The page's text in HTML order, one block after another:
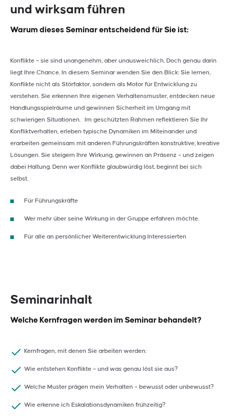
und wirksam führen
Warum dieses Seminar entscheidend für Sie ist:
Konflikte – sie sind unangenehm, aber unausweichlich. Doch genau darin
liegt Ihre Chance. In diesem Seminar wenden Sie den Blick: Sie lernen,
Konflikte nicht als Störfaktor, sondern als Motor für Entwicklung zu
verstehen. Sie erkennen Ihre eigenen Verhaltensmuster, entdecken neue
Handlungsspielräume und gewinnen Sicherheit im Umgang mit
schwierigen Situationen. Im geschützten Rahmen reflektieren Sie Ihr
Konfliktverhalten, erleben typische Dynamiken im Miteinander und
erarbeiten gemeinsam mit anderen Führungskräften konstruktive, kreative
Lösungen. Sie steigern Ihre Wirkung, gewinnen an Präsenz – und zeigen
dabei Haltung. Denn wer Konflikte glaubwürdig löst, beginnt bei sich
selbst.
Für Führungskräfte
Wer mehr über seine Wirkung in der Gruppe erfahren möchte.
Für alle an persönlicher Weiterentwicklung Interessierten
Seminarinhalt
Welche Kernfragen werden im Seminar behandelt?
Kernfragen, mit denen Sie arbeiten werden:
Wie entstehen Konflikte – und was genau löst sie aus?
Welche Muster prägen mein Verhalten – bewusst oder unbewusst?
Wie erkenne ich Eskalationsdynamiken frühzeitig?